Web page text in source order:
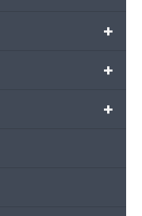
+
+
+